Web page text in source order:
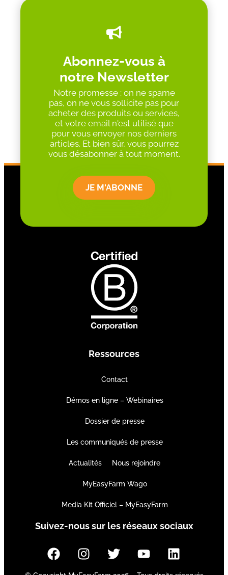
Abonnez-vous à
notre Newsletter
Notre promesse : on ne spame
pas, on ne vous sollicite pas pour
acheter des produits ou services,
et votre email n'est utilisé que
pour vous envoyer nos derniers
articles. Et bien sûr, vous pourrez
vous désabonner à tout moment.
JE M'ABONNE
Ressources
Contact
Démos en ligne – Webinaires
Dossier de presse
Les communiqués de presse
Actualités Nous rejoindre
MyEasyFarm Wago
Media Kit Officiel – MyEasyFarm
Suivez-nous sur les réseaux sociaux